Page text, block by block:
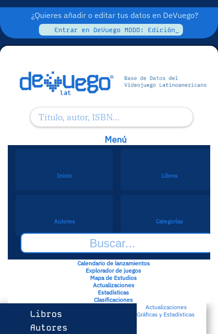
¿Quieres añadir o editar tus datos en DeVuego?
Entrar en DeVuego MODO: Edición_
Menú
Inicio Libros
Autores Categorías
Calendario de lanzamientos
Explorador de juegos
Mapa de Estudios
Actualizaciones
Estadísticas
Clasificaciones
Libros
Autores
Actualizaciones
Gráficas y Estadísticas